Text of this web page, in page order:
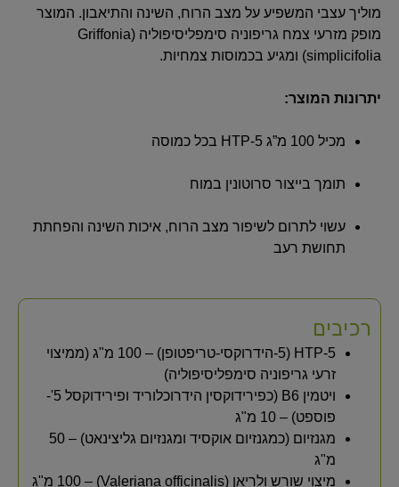
מוליך עצבי המשפיע על מצב הרוח, השינה והתיאבון. המוצר
מופק מזרעי צמח גריפוניה סימפליסיפוליה (Griffonia
simplicifolia) ומגיע בכמוסות צמחיות.
יתרונות המוצר:
מכיל 100 מ”ג 5-HTP בכל כמוסה
תומך בייצור סרוטונין במוח
עשוי לתרום לשיפור מצב הרוח, איכות השינה והפחתת
תחושת רעב
רכיבים
5-HTP (5-הידרוקסי-טריפטופן) – 100 מ"ג (ממיצוי
זרעי גריפוניה סימפליסיפוליה)
ויטמין B6 (כפירידוקסין הידרוכלוריד ופירידוקסל 5'-
פוספט) – 10 מ"ג
מגנזיום (כמגנזיום אוקסיד ומגנזיום גליצינאט) – 50
מ"ג
מיצוי שורש ולריאן (Valeriana officinalis) – 100 מ"ג